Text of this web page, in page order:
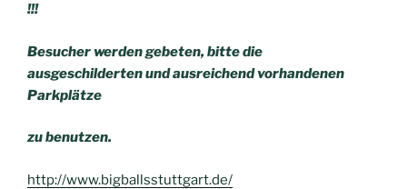
!!!
Besucher werden gebeten, bitte die
ausgeschilderten und ausreichend vorhandenen
Parkplätze
zu benutzen.
http://www.bigballsstuttgart.de/